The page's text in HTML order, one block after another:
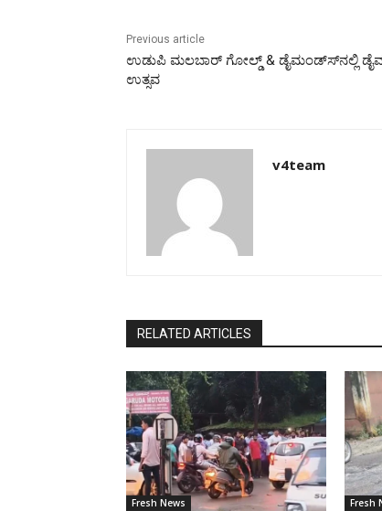
Previous article
ಉಡುಪಿ ಮಲಬಾರ್ ಗೋಲ್ಡ್ & ಡೈಮಂಡ್ಸ್‍ನಲ್ಲಿ
ಉತ್ಸವ
v4team
RELATED ARTICLES
Fresh News Fresh